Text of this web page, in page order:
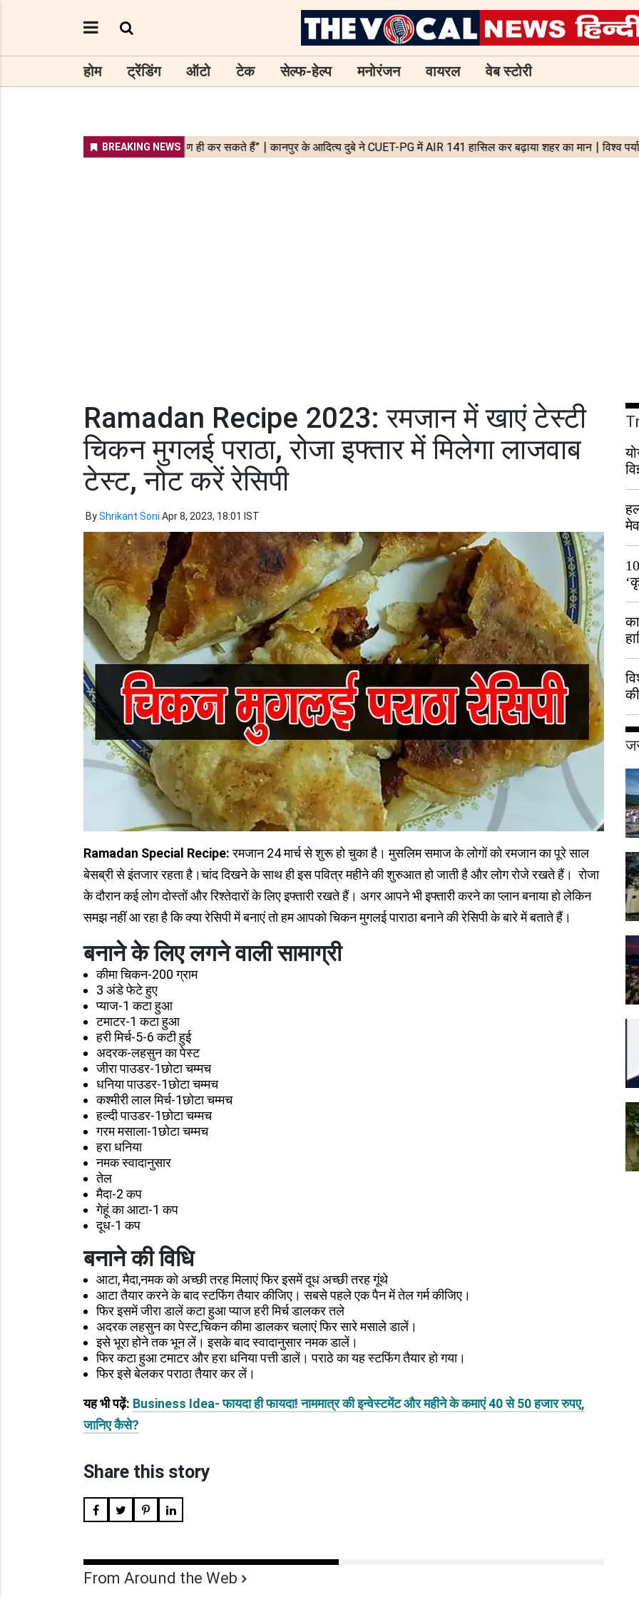
होम ट्रेंडिंग ऑटो टेक सेल्फ-हेल्प मनोरंजन वायरल वेब स्टोरी
Ramadan Recipe 2023: रमजान में खाएं टेस्टी
चिकन मुगलई पराठा, रोजा इफ्तार में मिलेगा लाजवाब
टेस्ट, नोट करें रेसिपी
ByShrikant Soni Apr 8, 2023, 18:01 IST
Ramadan Special Recipe:रमजान 24 मार्च से शुरू हो चुका है। मुसलिम समाज के लोगों को रमजान का पूरे साल
बेसब्री से इंतजार रहता है।चांद दिखने के साथ ही इस पवित्र महीने की शुरुआत हो जाती है और लोग रोजे रखते हैं। रोजा
के दौरान कई लोग दोस्तों और रिश्तेदारों के लिए इफ्तारी रखते हैं। अगर आपने भी इफ्तारी करने का प्लान बनाया हो लेकिन
समझ नहीं आ रहा है कि क्या रेसिपी में बनाएं तो हम आपको चिकन मुगलई पाराठा बनाने की रेसिपी के बारे में बताते हैं।
बनाने के लिए लगने वाली सामाग्री
कीमा चिकन-200 ग्राम
3 अंडे फेटे हुए
प्याज-1 कटा हुआ
टमाटर-1 कटा हुआ
हरी मिर्च-5-6 कटी हुई
अदरक-लहसुन का पेस्ट
जीरा पाउडर-1छोटा चम्मच
धनिया पाउडर-1छोटा चम्मच
कश्मीरी लाल मिर्च-1छोटा चम्मच
हल्दी पाउडर-1छोटा चम्मच
गरम मसाला-1छोटा चम्मच
हरा धनिया
नमक स्वादानुसार
तेल
मैदा-2 कप
गेहूं का आटा-1 कप
दूध-1 कप
बनाने की विधि
आटा, मैदा,नमक को अच्छी तरह मिलाएं फिर इसमें दूध अच्छी तरह गूंथे
आटा तैयार करने के बाद स्टफिंग तैयार कीजिए। सबसे पहले एक पैन में तेल गर्म कीजिए।
फिर इसमें जीरा डालें कटा हुआ प्याज हरी मिर्च डालकर तले
अदरक लहसुन का पेस्ट,चिकन कीमा डालकर चलाएं फिर सारे मसाले डालें।
इसे भूरा होने तक भून लें। इसके बाद स्वादानुसार नमक डालें।
फिर कटा हुआ टमाटर और हरा धनिया पत्ती डालें। पराठे का यह स्टफिंग तैयार हो गया।
फिर इसे बेलकर पराठा तैयार कर लें।
यह भी पढ़ें: Business Idea- फायदा ही फायदा! नाममात्र की इन्वेस्टमेंट और महीने के कमाएं 40 से 50 हजार रुपए,
जानिए कैसे?
Share this story
From Around the Web
हुई